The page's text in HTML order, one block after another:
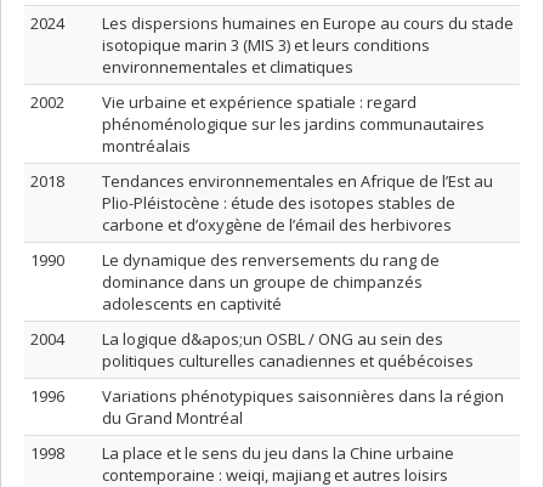
2024
Les dispersions humaines en Europe au cours du stade
isotopique marin 3 (MIS 3) et leurs conditions
environnementales et climatiques
2002
Vie urbaine et expérience spatiale : regard
phénoménologique sur les jardins communautaires
montréalais
2018
Tendances environnementales en Afrique de l’Est au
Plio-Pléistocène : étude des isotopes stables de
carbone et d’oxygène de l’émail des herbivores
1990
Le dynamique des renversements du rang de
dominance dans un groupe de chimpanzés
adolescents en captivité
2004
La logique d&apos;un OSBL / ONG au sein des
politiques culturelles canadiennes et québécoises
1996
Variations phénotypiques saisonnières dans la région
du Grand Montréal
1998
La place et le sens du jeu dans la Chine urbaine
contemporaine : weiqi, majiang et autres loisirs